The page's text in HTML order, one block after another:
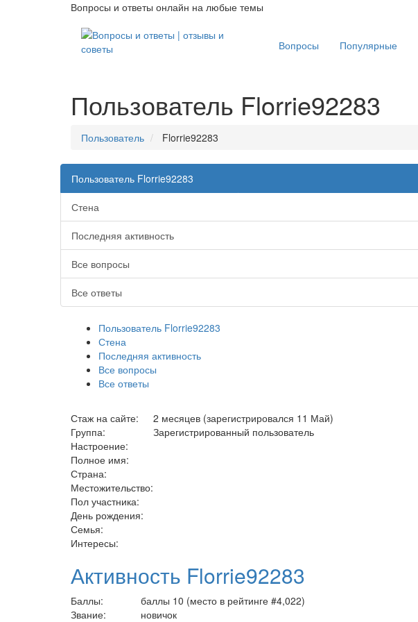
Вопросы и ответы онлайн на любые темы
Вопросы Популярные
Пользователь Florrie92283
Пользователь Florrie92283
Пользователь Florrie92283
Стена
Последняя активность
Все вопросы
Все ответы
Пользователь Florrie92283
Стена
Последняя активность
Все вопросы
Все ответы
Стаж на сайте:
2 месяцев (зарегистрировался 11 Май)
Группа:
Зарегистрированный пользователь
Настроение:
Полное имя:
Страна:
Местожительство:
Пол участника:
День рождения:
Семья:
Интересы:
Активность Florrie92283
Баллы: баллы 10 (место в рейтинге #4,022)
Звание:
новичок